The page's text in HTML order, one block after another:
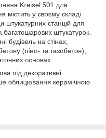
Kreisel 501 для
містить у своєму складі
штукатурних станцій для
штукатурок.
будівель на стінах,
(піно- та газобетон),
основах.
під декоративні
облицювання керамічною